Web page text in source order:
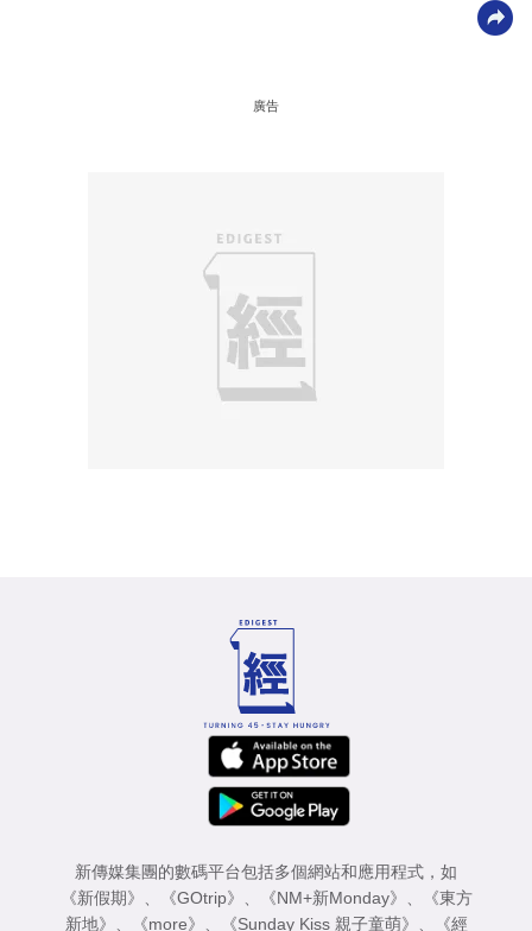
廣告
新傳媒集團的數碼平台包括多個網站和應用程式，如
《新假期》
《GOtrip》 《NM+新Monday》
《東方
新地》
《more》 《Sunday Kiss 親子童萌》
《經